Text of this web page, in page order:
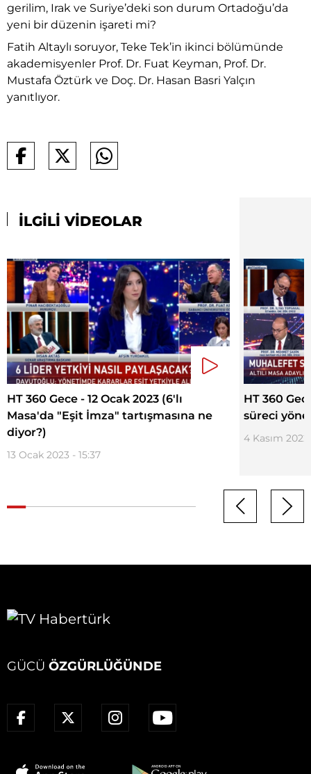
gerilim, Irak ve Suriye’deki son durum Ortadoğu’da
yeni bir düzenin işareti mi?
Fatih Altaylı soruyor, Teke Tek’in ikinci bölümünde
akademisyenler Prof. Dr. Fuat Keyman, Prof. Dr.
Mustafa Öztürk ve Doç. Dr. Hasan Basri Yalçın
yanıtlıyor.
İLGİLİ VİDEOLAR
HT 360 Gece - 12 Ocak 2023 (6'lı
Masa'da "Eşit İmza" tartışmasına ne
diyor?)
13 Ocak 2023 - 15:37
HT 360
süreci
4 Kasım
GÜCÜ ÖZGÜRLÜĞÜNDE